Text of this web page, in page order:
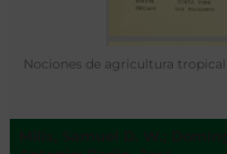
Nociones de agricultura tropical